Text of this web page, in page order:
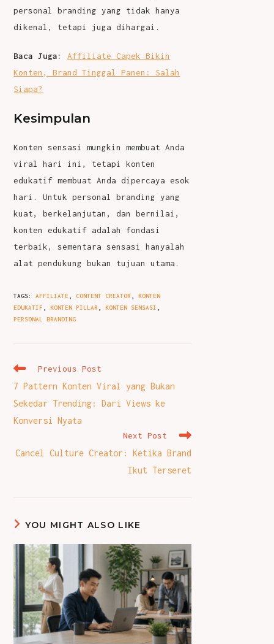
personal branding yang tidak hanya
dikenal, tetapi juga dihargai.
Baca Juga:
Affiliate Capek Bikin
Konten, Brand Tinggal Panen: Salah
Siapa?
Kesimpulan
Konten sensasi mungkin membuat Anda
viral hari ini, tetapi konten
edukatif membuat Anda dipercaya esok
hari. Untuk personal branding yang
kuat, berkelanjutan, dan bernilai,
konten edukatif adalah fondasi
terbaik, sementara sensasi hanyalah
alat pendukung bukan tujuan utama.
TAGS:AFFILIATE CONTENT CREATOR
KONTEN
EDUKATIF
KONTEN PILLAR KONTEN SENSASI
PERSONAL BRANDING
Read
articles
Previous Post
7 Pattern Konten Viral yang Bukan
Sekedar Trending: Dari Views ke
Konversi Nyata
Next Post
Cancel Culture Creator: Ketika Brand
Ikut Terseret
YOU MIGHT ALSO LIKE